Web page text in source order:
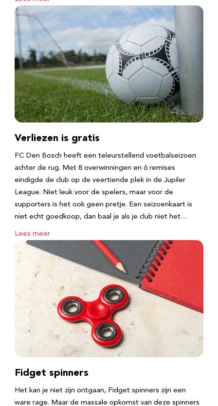
Verliezen is gratis
FC Den Bosch heeft een teleurstellend voetbalseizoen
achter de rug. Met 8 overwinningen en 6 remises
eindigde de club op de veertiende plek in de Jupiler
League. Niet leuk voor de spelers, maar voor de
supporters is het ook geen pretje. Een seizoenkaart is
niet echt goedkoop, dan baal je als je club niet het…
Lees meer
Fidget spinners
Het kan je niet zijn ontgaan, Fidget spinners zijn een
ware rage. Maar de massale opkomst van deze spinners